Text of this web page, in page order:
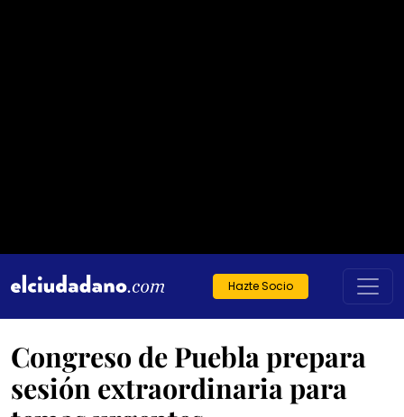
Hazte Socio
Congreso de Puebla prepara
sesión extraordinaria para